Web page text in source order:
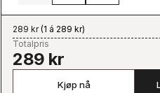
289 kr(1 á 289 kr)
Totalpris
289 kr
Kjøp nå